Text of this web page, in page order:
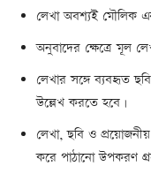
লেখা অবশ্যই মৌলিক
অনুবাদের ক্ষেত্রে মূল
লেখার সঙ্গে ব্যবহৃত
উল্লেখ করতে হবে।
লেখা, ছবি ও
করে পাঠানো উপকরণ